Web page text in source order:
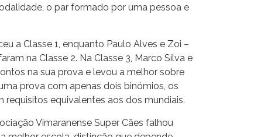
o par formado por uma pessoa e
a Classe 1, enquanto Paulo Alves e Zoi –
na Classe 2. Na Classe 3, Marco Silva e
na sua prova e levou a melhor sobre
prova com apenas dois binómios, os
equivalentes aos dos mundiais.
Vimaranense Super Cães falhou